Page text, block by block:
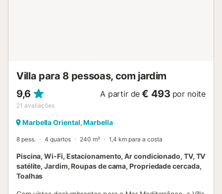
Villa para 8 pessoas, com jardim
9,6
21 avaliações
A partir de € 493 por noite
Marbella Oriental, Marbella
8 pess. 4 quartos 240 m² 1,4 km para a costa
Piscina, Wi-Fi, Estacionamento, Ar condicionado, TV, TV
satélite, Jardim, Roupas de cama, Propriedade cercada,
Toalhas